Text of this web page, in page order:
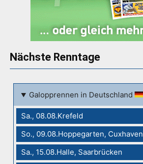
Nächste Renntage
Galopprennen in Deutschland
Sa., 08.08.Krefeld
So., 09.08.Hoppegarten, Cuxhaven
Sa., 15.08.Halle, Saarbrücken